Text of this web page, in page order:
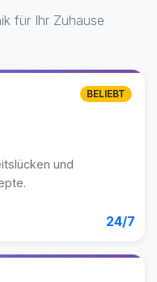
für Ihr Zuhause
und
24/7
BELIEBT